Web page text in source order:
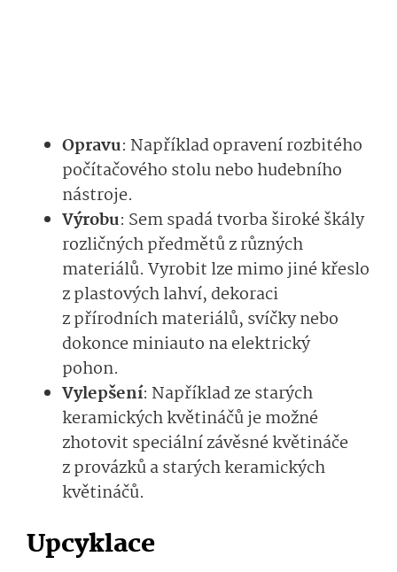
Opravu: Například opravení rozbitého
počítačového stolu nebo hudebního
nástroje.
Výrobu: Sem spadá tvorba široké škály
rozličných předmětů z různých
materiálů. Vyrobit lze mimo jiné křeslo
z plastových lahví, dekoraci
z přírodních materiálů, svíčky nebo
dokonce miniauto na elektrický
pohon.
Vylepšení: Například ze starých
keramických květináčů je možné
zhotovit speciální závěsné květináče
z provázků a starých keramických
květináčů.
Upcyklace